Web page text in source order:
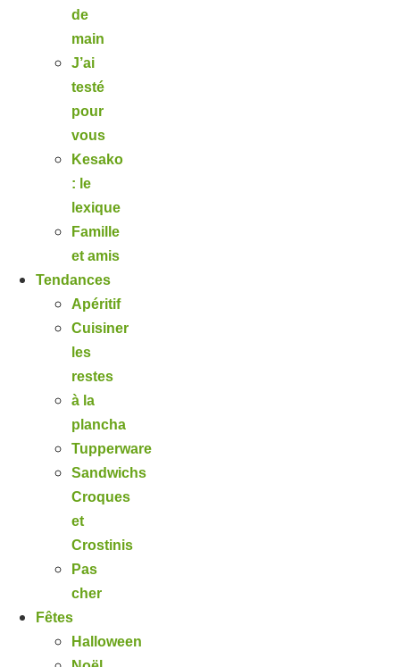
de
main
J’ai
testé
pour
vous
Kesako
: le
lexique
Famille
et amis
Tendances
Apéritif
Cuisiner
les
restes
à la
plancha
Tupperware
Sandwichs
Croques
et
Crostinis
Pas
cher
Fêtes
Halloween